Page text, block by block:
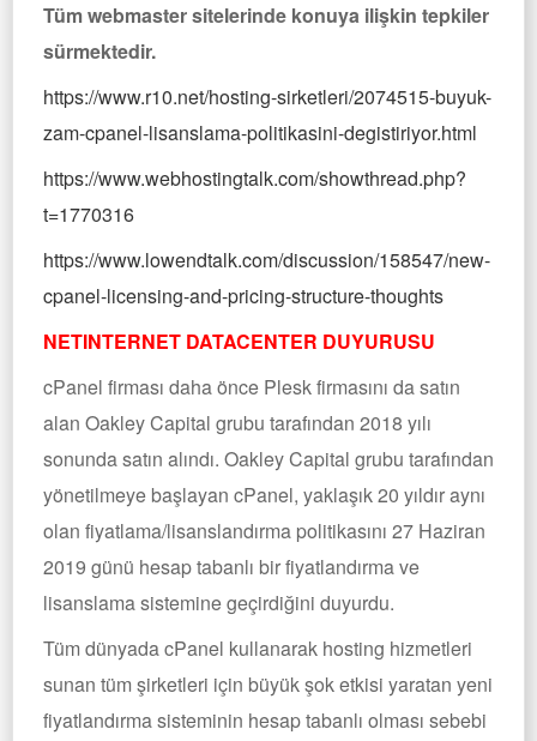
Tüm webmaster sitelerinde konuya ilişkin tepkiler
sürmektedir.
https://www.r10.net/hosting-sirketleri/2074515-buyuk-
zam-cpanel-lisanslama-politikasini-degistiriyor.html
https://www.webhostingtalk.com/showthread.php?
t=1770316
https://www.lowendtalk.com/discussion/158547/new-
cpanel-licensing-and-pricing-structure-thoughts
NETINTERNET DATACENTER DUYURUSU
cPanel firması daha önce Plesk firmasını da satın
alan Oakley Capital grubu tarafından 2018 yılı
sonunda satın alındı. Oakley Capital grubu tarafından
yönetilmeye başlayan cPanel, yaklaşık 20 yıldır aynı
olan fiyatlama/lisanslandırma politikasını 27 Haziran
2019 günü hesap tabanlı bir fiyatlandırma ve
lisanslama sistemine geçirdiğini duyurdu.
Tüm dünyada cPanel kullanarak hosting hizmetleri
sunan tüm şirketleri için büyük şok etkisi yaratan yeni
fiyatlandırma sisteminin hesap tabanlı olması sebebi